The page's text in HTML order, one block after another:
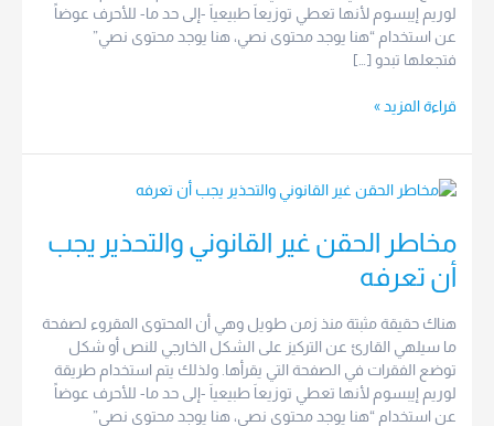
لوريم إيبسوم لأنها تعطي توزيعاَ طبيعياَ -إلى حد ما- للأحرف عوضاً
عن استخدام “هنا يوجد محتوى نصي، هنا يوجد محتوى نصي”
فتجعلها تبدو […]
قراءة المزيد »
مخاطر الحقن غير القانوني والتحذير يجب
أن تعرفه
هناك حقيقة مثبتة منذ زمن طويل وهي أن المحتوى المقروء لصفحة
ما سيلهي القارئ عن التركيز على الشكل الخارجي للنص أو شكل
توضع الفقرات في الصفحة التي يقرأها. ولذلك يتم استخدام طريقة
لوريم إيبسوم لأنها تعطي توزيعاَ طبيعياَ -إلى حد ما- للأحرف عوضاً
عن استخدام “هنا يوجد محتوى نصي، هنا يوجد محتوى نصي”
مخاطر
القانوني
والتحذير
أن
تعرفه